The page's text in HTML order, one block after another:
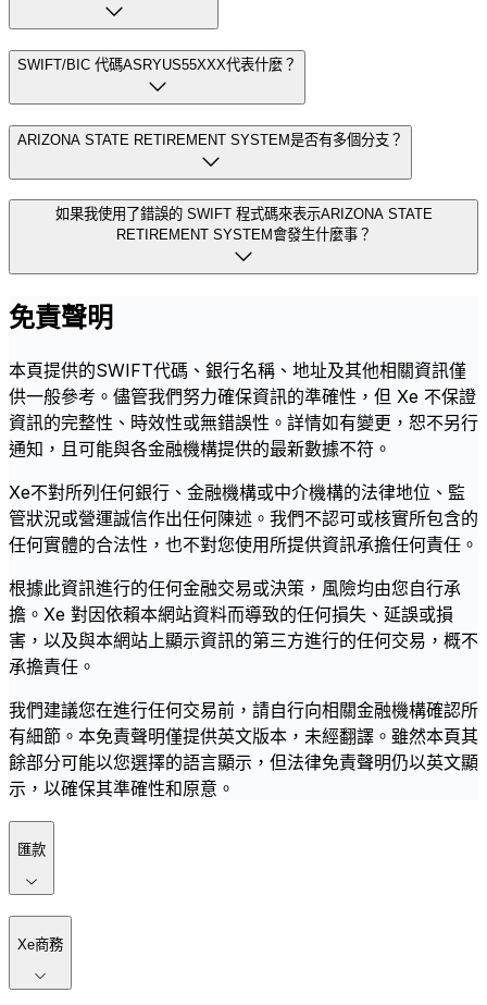
SWIFT/BIC 代碼ASRYUS55XXX代表什麼？
ARIZONA STATE RETIREMENT SYSTEM是否有多個分支？
如果我使用了錯誤的 SWIFT 程式碼來表示ARIZONA STATE
RETIREMENT SYSTEM會發生什麼事？
免責聲明
本頁提供的SWIFT代碼、銀行名稱、地址及其他相關資訊僅
供一般參考。儘管我們努力確保資訊的準確性，但 Xe 不保證
資訊的完整性、時效性或無錯誤性。詳情如有變更，恕不另行
通知，且可能與各金融機構提供的最新數據不符。
Xe不對所列任何銀行、金融機構或中介機構的法律地位、監
管狀況或營運誠信作出任何陳述。我們不認可或核實所包含的
任何實體的合法性，也不對您使用所提供資訊承擔任何責任。
根據此資訊進行的任何金融交易或決策，風險均由您自行承
擔。Xe 對因依賴本網站資料而導致的任何損失、延誤或損
害，以及與本網站上顯示資訊的第三方進行的任何交易，概不
承擔責任。
我們建議您在進行任何交易前，請自行向相關金融機構確認所
有細節。本免責聲明僅提供英文版本，未經翻譯。雖然本頁其
餘部分可能以您選擇的語言顯示，但法律免責聲明仍以英文顯
示，以確保其準確性和原意。
匯款
Xe商務